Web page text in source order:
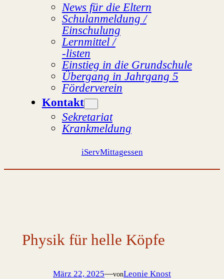
News für die Eltern
Schulanmeldung /
Einschulung
Lernmittel /
-listen
Einstieg in die Grundschule
Übergang in Jahrgang 5
Förderverein
Kontakt
Sekretariat
Krankmeldung
iServMittagessen
Physik für helle Köpfe
März 22, 2025—vonLeonie Knost